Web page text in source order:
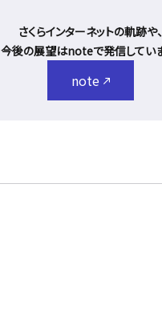
さくらインターネットの軌跡や、
今後の展望はnoteで発信していま
note